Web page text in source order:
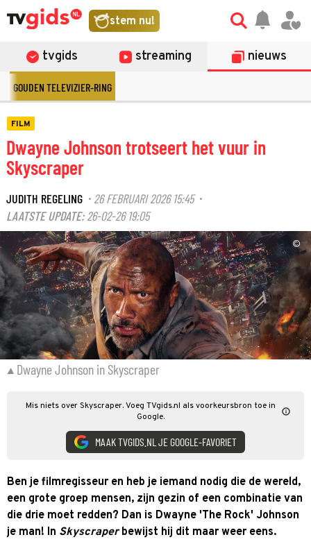
stem nu!
tvgids streaming nieuws
GOUDEN TELEVIZIER-RING
FILM
Dwayne Johnson trotseert het vuur in
Skyscraper
JUDITH REGELING · 26 FEBRUARI 2026 15:45·
LAATSTE UPDATE: 26-02-26 19:05
©
Dwayne Johnson in Skyscraper
Mis niets over Skyscraper. Voeg TVgids.nl als voorkeursbron toe in
Google.
MAAK TVGIDS.NL JE GOOGLE-FAVORIET
Ben je filmregisseur en heb je iemand nodig die de wereld,
een grote groep mensen, zijn gezin of een combinatie van
die drie moet redden? Dan is Dwayne 'The Rock' Johnson
je man! In Skyscraperbewijst hij dit maar weer eens.